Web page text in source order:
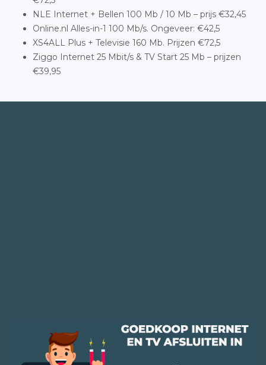
NLE Internet + Bellen 100 Mb / 10 Mb – prijs €32,45
Online.nl Alles-in-1 100 Mb/s. Ongeveer: €42,5
XS4ALL Plus + Televisie 160 Mb. Prijzen €72,5
Ziggo Internet 25 Mbit/s & TV Start 25 Mb – prijzen
€39,95